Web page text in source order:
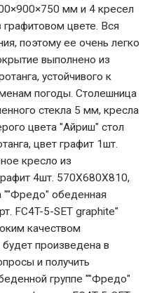
мм и 4 кресел
цвете. Вся
поэтому ее очень легко
выполнено из
устойчивого к
погоды. Столешница
стекла 5 мм, кресла
цвета "Айриш" стол
цвет графит 1шт.
кресло из
4шт. 570Х680Х810,
""Фредо" обеденная
FC4T-5-SET graphite"
качеством
будет произведена в
и получить
группе ""Фредо"